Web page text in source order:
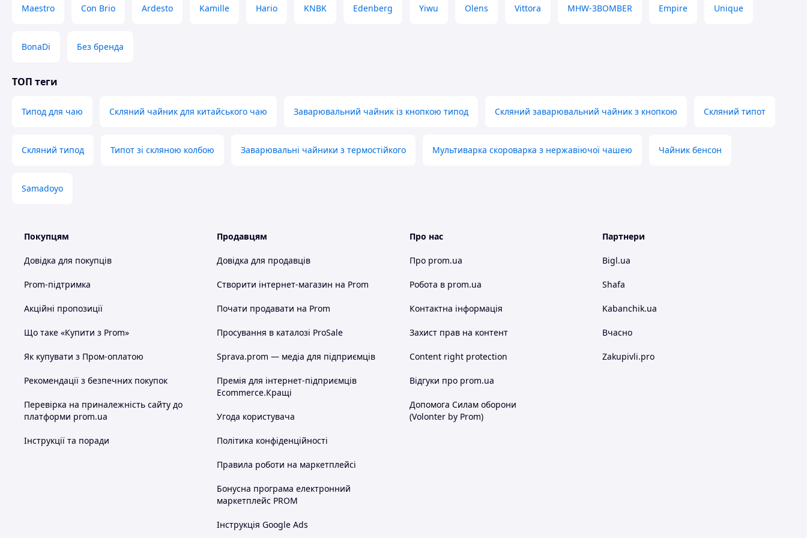
Скляні стінки чайника дають змогу спостерігати за процесом заварювання і контролювати
Цей чайник для заварювання (гунфу, тіпод) легко розбирається і миється.
Sama Doyo SAG-08 відмінно справляється із заварюванням чаю, повністю розкриваючи смакові
якості напою.
Ідеально підходить для використання в офісі, на природі, а також у домашніх умовах.
Рекомендується для тих, хто хоче познайомитися з методом заварювання чаю по протоці.
Якщо ви в пошуку оригінального подарунка, зверніть увагу на чайник Samadoyo SAG-08.
Це може стати подарунком для вашої близької людини.
Maestro Con Brio Ardesto Kamille Hario KNBK Edenberg Yiwu Olens Vittora MHW-3BOMBER Empire Unique
BonaDi Без бренда
ТОП теги
Типод для чаю Скляний чайник для китайського чаю Заварювальний чайник із кнопкою типод Скляний заварювальний чайник з кнопкою Скляний типот
Скляний типод Типот зі скляною колбою Заварювальні чайники з термостійкого Мультиварка скороварка з нержавіючої чашею Чайник бенсон
Samadoyo
Покупцям
Довідка для покупців
Prom-підтримка
Акційні пропозиції
Що таке «Купити з Prom»
Як купувати з Пром-оплатою
Рекомендації з безпечних покупок
Перевірка на приналежність сайту до
платформи prom.ua
Інструкції та поради
Продавцям
Довідка для продавців
Створити інтернет-магазин на Prom
Почати продавати на Prom
Просування в каталозі ProSale
Sprava.prom — медіа для підприємців
Премія для інтернет-підприємців
Ecommerce.Кращі
Угода користувача
Політика конфіденційності
Правила роботи на маркетплейсі
Бонусна програма електронний
маркетплейс PROM
Інструкція Google Ads
Про нас
Про prom.ua
Робота в prom.ua
Контактна інформація
Захист прав на контент
Content right protection
Відгуки про prom.ua
Допомога Силам оборони
(Volonter by Prom)
Партнери
Bigl.ua
Shafa
Kabanchik.ua
Вчасно
Zakupivli.pro